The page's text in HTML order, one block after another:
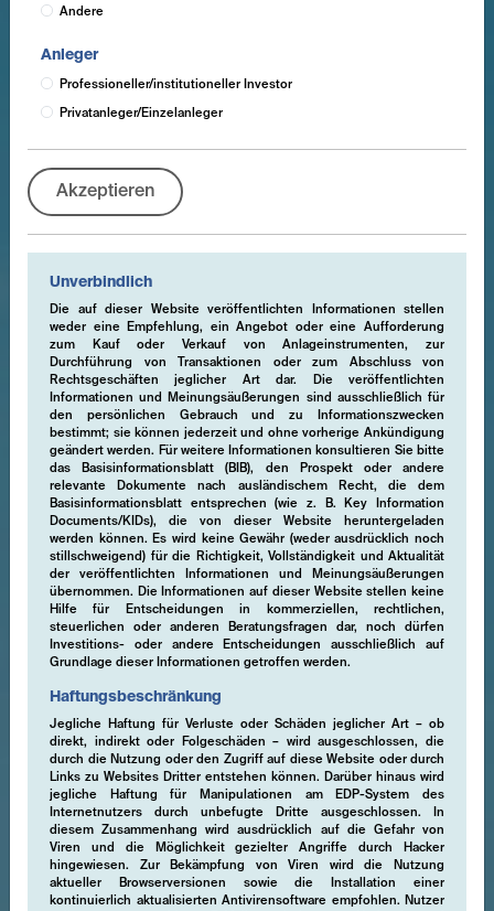
Andere
Anleger
Professioneller/institutioneller Investor
Privatanleger/Einzelanleger
Akzeptieren
Unverbindlich
Die auf dieser Website veröffentlichten Informationen stellen
weder eine Empfehlung, ein Angebot oder eine Aufforderung
zum Kauf oder Verkauf von Anlageinstrumenten, zur
Durchführung von Transaktionen oder zum Abschluss von
Rechtsgeschäften jeglicher Art dar. Die veröffentlichten
Informationen und Meinungsäußerungen sind ausschließlich für
den persönlichen Gebrauch und zu Informationszwecken
bestimmt; sie können jederzeit und ohne vorherige Ankündigung
geändert werden. Für weitere Informationen konsultieren Sie bitte
das Basisinformationsblatt (BIB), den Prospekt oder andere
relevante Dokumente nach ausländischem Recht, die dem
Basisinformationsblatt entsprechen (wie z. B. Key Information
Documents/KIDs), die von dieser Website heruntergeladen
werden können. Es wird keine Gewähr (weder ausdrücklich noch
stillschweigend) für die Richtigkeit, Vollständigkeit und Aktualität
der veröffentlichten Informationen und Meinungsäußerungen
übernommen. Die Informationen auf dieser Website stellen keine
Hilfe für Entscheidungen in kommerziellen, rechtlichen,
steuerlichen oder anderen Beratungsfragen dar, noch dürfen
Investitions- oder andere Entscheidungen ausschließlich auf
Grundlage dieser Informationen getroffen werden.
Haftungsbeschränkung
Jegliche Haftung für Verluste oder Schäden jeglicher Art – ob
direkt, indirekt oder Folgeschäden – wird ausgeschlossen, die
durch die Nutzung oder den Zugriff auf diese Website oder durch
Links zu Websites Dritter entstehen können. Darüber hinaus wird
jegliche Haftung für Manipulationen am EDP-System des
Internetnutzers durch unbefugte Dritte ausgeschlossen. In
diesem Zusammenhang wird ausdrücklich auf die Gefahr von
Viren und die Möglichkeit gezielter Angriffe durch Hacker
hingewiesen. Zur Bekämpfung von Viren wird die Nutzung
aktueller Browserversionen sowie die Installation einer
kontinuierlich aktualisierten Antivirensoftware empfohlen. Nutzer